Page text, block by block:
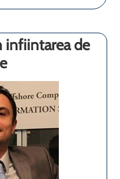
infiintarea de